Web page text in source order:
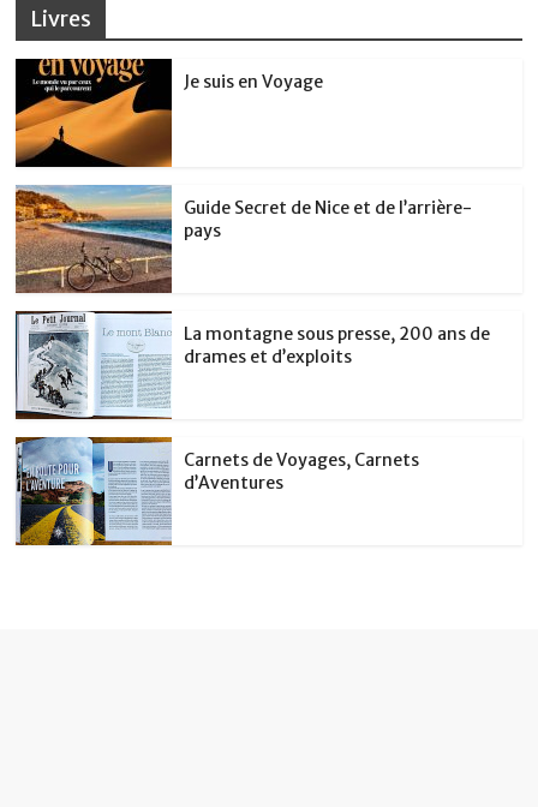
Livres
Je suis en Voyage
Guide Secret de Nice et de l’arrière-
pays
La montagne sous presse, 200 ans de
drames et d’exploits
Carnets de Voyages, Carnets
d’Aventures